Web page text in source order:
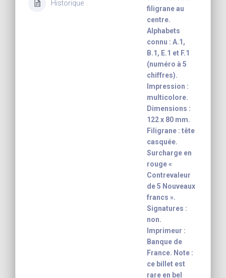
Historique
filigrane au
centre.
Alphabets
connu : A.1,
B.1, E.1 et F.1
(numéro à 5
chiffres).
Impression :
multicolore.
Dimensions :
122 x 80 mm.
Filigrane : tête
casquée.
Surcharge en
rouge «
Contrevaleur
de 5 Nouveaux
francs ».
Signatures :
non.
Imprimeur :
Banque de
France. Note :
ce billet est
rare en bel